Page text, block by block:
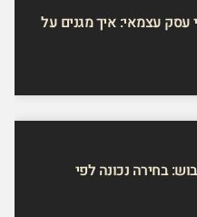
עסק עצמאי: איך מגנים על
בחירה נכונה לפי